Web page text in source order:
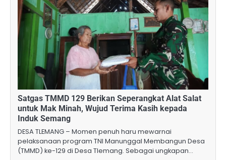
Satgas TMMD 129 Berikan Seperangkat Alat Salat
untuk Mak Minah, Wujud Terima Kasih kepada
Induk Semang
DESA TLEMANG – Momen penuh haru mewarnai
pelaksanaan program TNI Manunggal Membangun Desa
(TMMD) ke-129 di Desa Tlemang. Sebagai ungkapan…